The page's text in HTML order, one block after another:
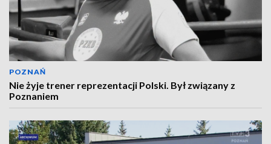
POZNAŃ
Nie żyje trener reprezentacji Polski. Był związany z
Poznaniem